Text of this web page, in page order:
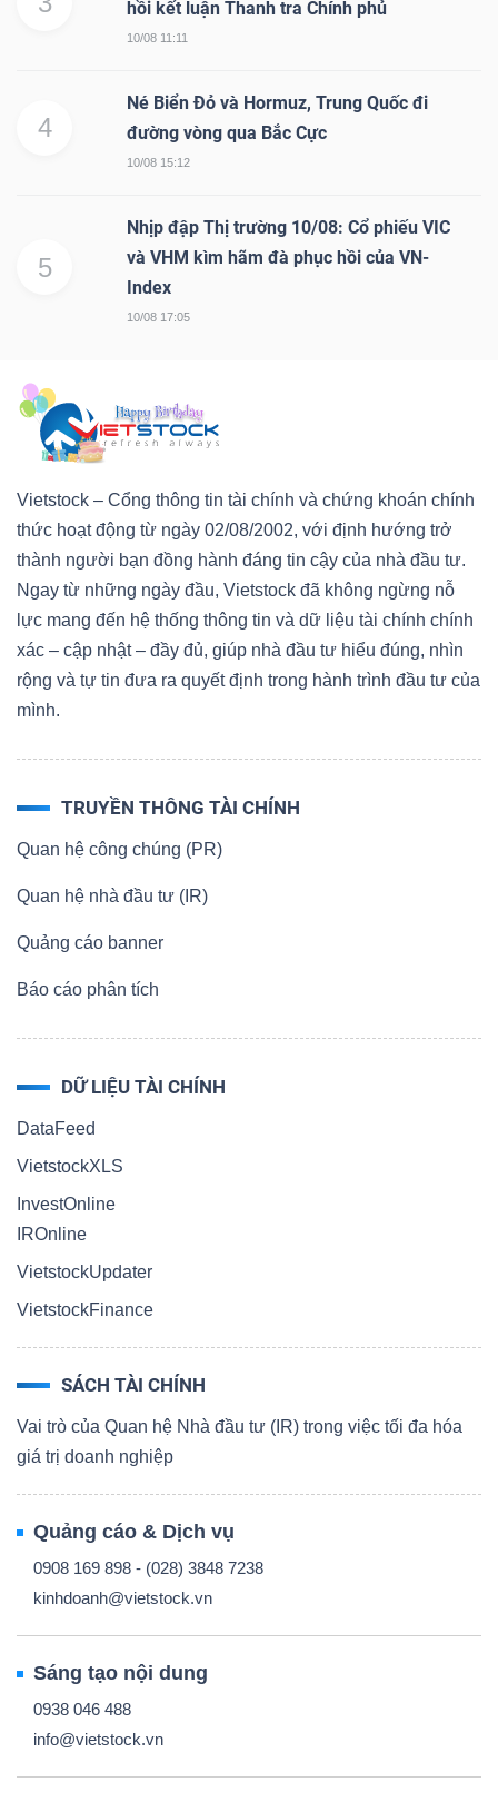
hồi kết luận Thanh tra Chính phủ
10/08 11:11
4
Né Biển Đỏ và Hormuz, Trung Quốc đi
đường vòng qua Bắc Cực
10/08 15:12
5
Nhịp đập Thị trường 10/08: Cổ phiếu VIC
và VHM kìm hãm đà phục hồi của VN-
Index
10/08 17:05
Vietstock – Cổng thông tin tài chính và chứng khoán chính
thức hoạt động từ ngày 02/08/2002, với định hướng trở
thành người bạn đồng hành đáng tin cậy của nhà đầu tư.
Ngay từ những ngày đầu, Vietstock đã không ngừng nỗ
lực mang đến hệ thống thông tin và dữ liệu tài chính chính
xác – cập nhật – đầy đủ, giúp nhà đầu tư hiểu đúng, nhìn
rộng và tự tin đưa ra quyết định trong hành trình đầu tư của
mình.
TRUYỀN THÔNG TÀI CHÍNH
Quan hệ công chúng (PR)
Quan hệ nhà đầu tư (IR)
Quảng cáo banner
Báo cáo phân tích
DỮ LIỆU TÀI CHÍNH
DataFeed
VietstockXLS
InvestOnline
IROnline
VietstockUpdater
VietstockFinance
SÁCH TÀI CHÍNH
Vai trò của Quan hệ Nhà đầu tư (IR) trong việc tối đa hóa
giá trị doanh nghiệp
Quảng cáo & Dịch vụ
0908 169 898 - (028) 3848 7238
kinhdoanh@vietstock.vn
Sáng tạo nội dung
0938 046 488
info@vietstock.vn